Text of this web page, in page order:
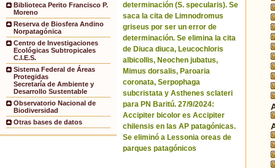
Biblioteca Perito Francisco P.
Moreno
Reserva de Biosfera Andino
Norpatagónica
Centro de Investigaciones
Ecológicas Subtropicales
C.I.E.S.
Sistema Federal de Áreas
Protegidas
Secretaría de Ambiente y
Desarrollo Sustentable
Observatorio Nacional de
Biodiversidad
Otras bases de datos
determinación (S. specularis). Se
saca la cita de Limnodromus
griseus por ser un error de
determinación. Se elimina la cita
de Diuca diuca, Leucochloris
albicollis, Neochen jubatus,
Mimus dorsalis, Paroaria
coronata, Serpophaga
subcristata y Asthenes sclateri
para PN Baritú. 27/9/2024:
Accipiter bicolor es Accipiter
chilensis en las AP patagónicas.
Se eliminó a Lessonia oreas de
parques patagónicos